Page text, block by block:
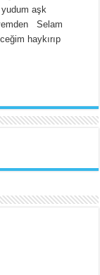
aşk
Selam
haykırıp